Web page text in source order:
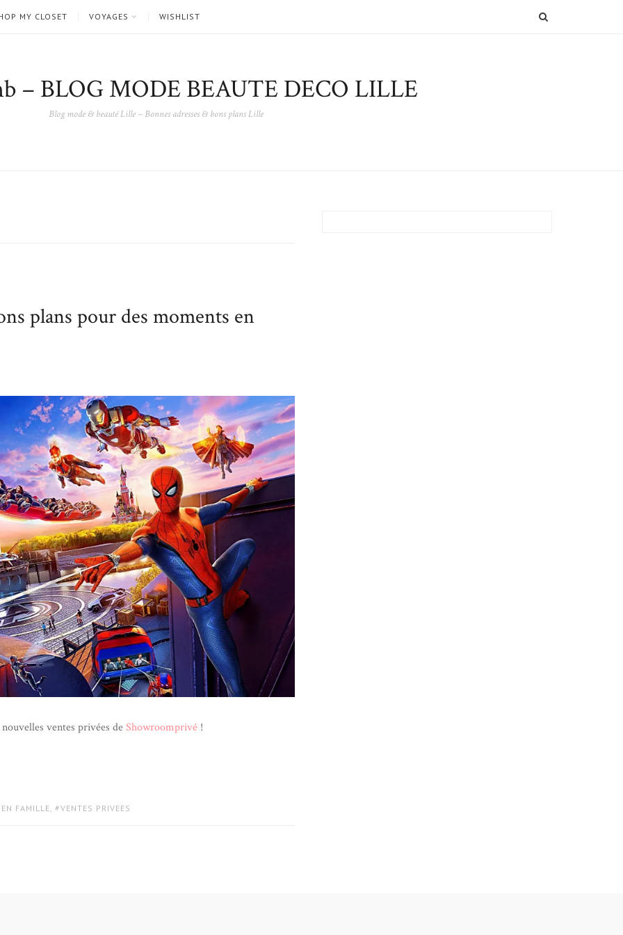
MY CLOSET VOYAGES WISHLIST
– BLOG MODE BEAUTE DECO LILLE
Blog mode & beauté Lille – Bonnes adresses & bons plans Lille
plans pour des moments en
ventes privées deShowroomprivé !
FAMILLE VENTES PRIVEES